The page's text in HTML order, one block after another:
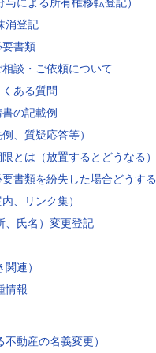
消登記
書類
談・ご依頼について
ある質問
の記載例
、質疑応答等）
とは（放置するとどうなる）
書類を紛失した場合どうす
、リンク集）
、氏名）変更登記
連）
情報
動産の名義変更）